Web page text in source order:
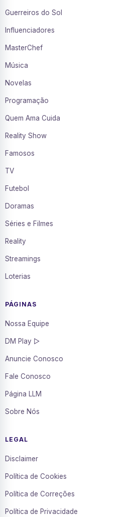
Guerreiros do Sol
Influenciadores
MasterChef
Música
Novelas
Programação
Quem Ama Cuida
Reality Show
Famosos
TV
Futebol
Doramas
Séries e Filmes
Reality
Streamings
Loterias
PÁGINAS
Nossa Equipe
DM Play ▷
Anuncie Conosco
Fale Conosco
Página LLM
Sobre Nós
LEGAL
Disclaimer
Política de Cookies
Política de Correções
Política de Privacidade